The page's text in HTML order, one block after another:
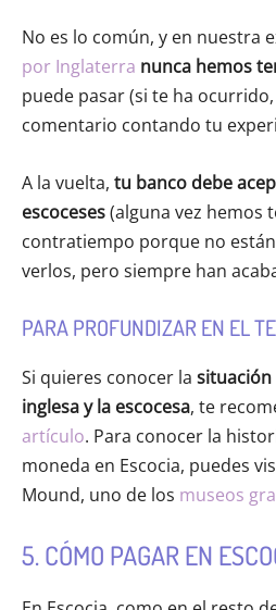
No es lo común, y en nuestra
por Inglaterra nunca hemos
puede pasar (si te ha
comentario contando tu
A la vuelta, tu banco debe
escoceses(alguna vez hemos
contratiempo porque no
verlos, pero siempre han
PARA PROFUNDIZAR EN EL
Si quieres conocer la situación
inglesa y la escocesa, te
artículo. Para conocer la
moneda en Escocia, puedes
Mound, uno de los museos
5. CÓMO PAGAR EN